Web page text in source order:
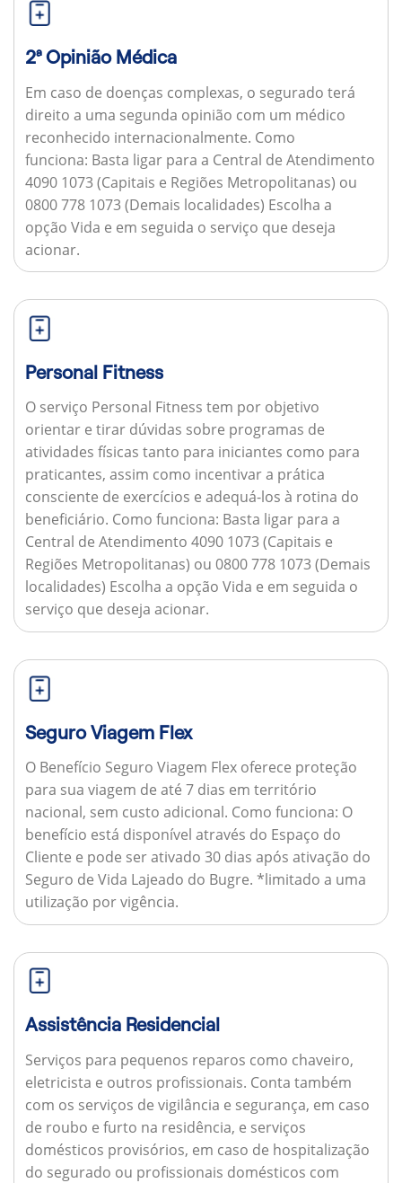
2ª Opinião Médica
Em caso de doenças complexas, o segurado terá
direito a uma segunda opinião com um médico
reconhecido internacionalmente. Como
funciona: Basta ligar para a Central de Atendimento
4090 1073 (Capitais e Regiões Metropolitanas) ou
0800 778 1073 (Demais localidades) Escolha a
opção Vida e em seguida o serviço que deseja
acionar.
Personal Fitness
O serviço Personal Fitness tem por objetivo
orientar e tirar dúvidas sobre programas de
atividades físicas tanto para iniciantes como para
praticantes, assim como incentivar a prática
consciente de exercícios e adequá-los à rotina do
beneficiário. Como funciona: Basta ligar para a
Central de Atendimento 4090 1073 (Capitais e
Regiões Metropolitanas) ou 0800 778 1073 (Demais
localidades) Escolha a opção Vida e em seguida o
serviço que deseja acionar.
Seguro Viagem Flex
O Benefício Seguro Viagem Flex oferece proteção
para sua viagem de até 7 dias em território
nacional, sem custo adicional. Como funciona: O
benefício está disponível através do Espaço do
Cliente e pode ser ativado 30 dias após ativação do
Seguro de Vida Lajeado do Bugre. *limitado a uma
utilização por vigência.
Assistência Residencial
Serviços para pequenos reparos como chaveiro,
eletricista e outros profissionais. Conta também
com os serviços de vigilância e segurança, em caso
de roubo e furto na residência, e serviços
domésticos provisórios, em caso de hospitalização
do segurado ou profissionais domésticos com